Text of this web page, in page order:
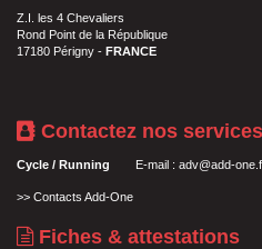
Z.I. les 4 Chevaliers
Rond Point de la République
17180 Périgny - FRANCE
Contactez nos services
Cycle / Running E-mail : adv@add-
>> Contacts Add-One
Fiches & attestations